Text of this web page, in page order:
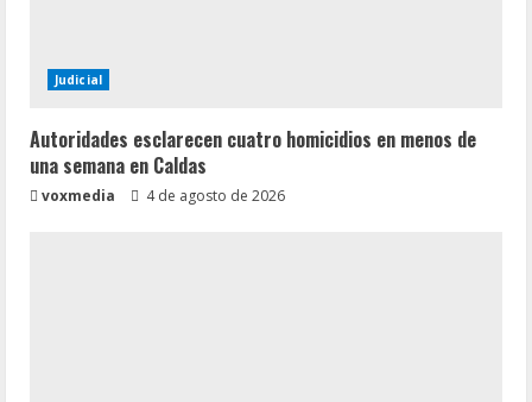
Judicial
Autoridades esclarecen cuatro homicidios en menos de
una semana en Caldas
voxmedia 4 de agosto de 2026